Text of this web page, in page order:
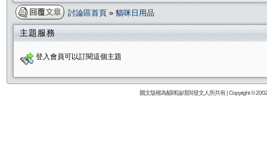
討論區首頁 » 貓咪日用品
主題服務
登入會員可以訂閱這個主題
圖文版權為貓咪論壇與發文人所共有 | Copyright ©